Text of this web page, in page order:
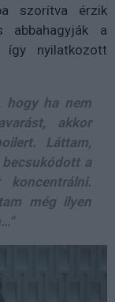
szorítva érzik
abbahagyják a
így nyilatkozott
hogy ha nem
akkor
Láttam,
a
még ilyen